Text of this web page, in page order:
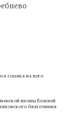
ссылка на него
иконы Божией
благочиния